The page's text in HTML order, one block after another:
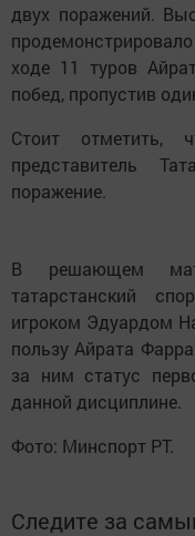
двух поражений.
ходе 11 туров
побед, пропустив
Стоит отметить,
представитель
поражение.
В решающем
татарстанский
игроком Эдуардом
пользу Айрата
за ним статус
данной дисциплине.
Фото: Минспорт РТ.
Следите за